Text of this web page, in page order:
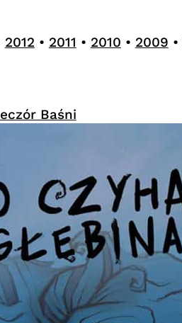
2012 • 2011 • 2010 • 2009 •
Baśni